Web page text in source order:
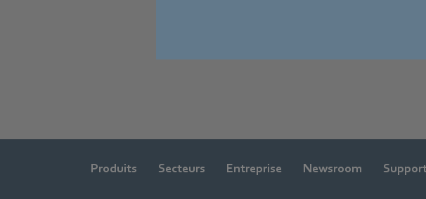
Produits Secteurs Entreprise Newsroom